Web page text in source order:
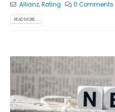
Allianz,Rating 0 Comments
READ MORE...